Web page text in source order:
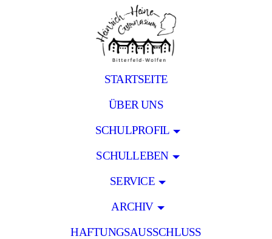
STARTSEITE
ÜBER UNS
SCHULPROFIL
SCHULLEBEN
SERVICE
ARCHIV
HAFTUNGSAUSSCHLUSS